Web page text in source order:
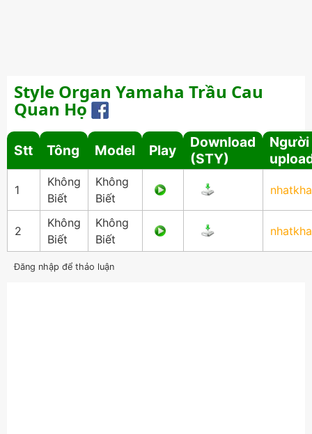
Style Organ Yamaha Trầu Cau
Quan Họ
Stt Tông Model Play
Download
(STY)
Người
1
Không
Biết
Không
Biết
2
Không
Biết
Không
Biết
Đăng nhập để thảo luận